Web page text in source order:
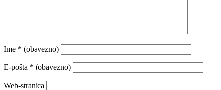
Ime * (obavezno)
E-pošta * (obavezno)
Web-stranica